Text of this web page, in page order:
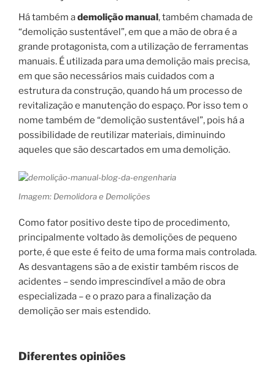
Há também ademolição manual, também chamada de
“demolição sustentável”, em que a mão de obra é a
grande protagonista, com a utilização de ferramentas
manuais. É utilizada para uma demolição mais precisa,
em que são necessários mais cuidados com a
estrutura da construção, quando há um processo de
revitalização e manutenção do espaço. Por isso tem o
nome também de “demolição sustentável”, pois há a
possibilidade de reutilizar materiais, diminuindo
aqueles que são descartados em uma demolição.
Imagem: Demolidora e Demolições
Como fator positivo deste tipo de procedimento,
principalmente voltado às demolições de pequeno
porte, é que este é feito de uma forma mais controlada.
As desvantagens são a de existir também riscos de
acidentes – sendo imprescindível a mão de obra
especializada – e o prazo para a finalização da
demolição ser mais estendido.
Diferentes opiniões